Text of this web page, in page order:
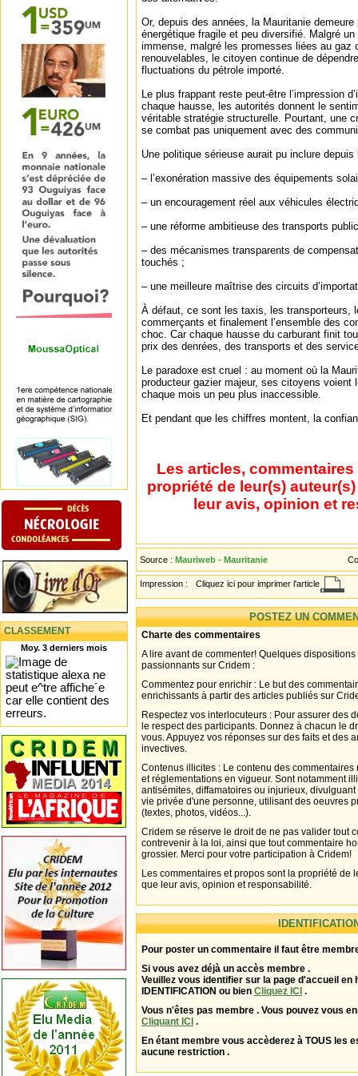
CLASSEMENT
Moy. 3 derniers mois
Or, depuis des années, la Mauritanie demeure
énergétique fragile et peu diversifié. Malgré
immense, malgré les promesses liées au gaz
renouvelables, le citoyen continue de
fluctuations du pétrole importé.
Le plus frappant reste peut-être l’impression
chaque hausse, les autorités donnent le
véritable stratégie structurelle. Pourtant, une
se combat pas uniquement avec des
Une politique sérieuse aurait pu inclure
– l’exonération massive des équipements
– un encouragement réel aux véhicules
– une réforme ambitieuse des transports
– des mécanismes transparents de
touchés ;
– une meilleure maîtrise des circuits
À défaut, ce sont les taxis, les transporteurs,
commerçants et finalement l’ensemble des
choc. Car chaque hausse du carburant finit
prix des denrées, des transports et des
Le paradoxe est cruel : au moment où la
producteur gazier majeur, ses citoyens voient
chaque mois un peu plus inaccessible.
Et pendant que les chiffres montent, la
Les articles,
propriété de leur(s)
leur avis, opinion et
Source : Mauriweb - Mauritanie
Impression : Cliquez ici pour imprimer l'article
POSTEZ UN
Charte des commentaires
A lire avant de commenter! Quelques
passionnants sur Cridem :
Commentez pour enrichir : Le but des
enrichissants à partir des articles publiés sur
Respectez vos interlocuteurs : Pour assurer des
le respect des participants. Donnez à chacun le
vous. Appuyez vos réponses sur des faits et des
invectives.
Contenus illicites : Le contenu des
et réglementations en vigueur. Sont notamment
antisémites, diffamatoires ou injurieux,
vie privée d'une personne, utilisant des oeuvres
(textes, photos, vidéos...).
Cridem se réserve le droit de ne pas valider tout
contrevenir à la loi, ainsi que tout commentaire
grossier. Merci pour votre participation à Cridem!
Les commentaires et propos sont la propriété de
que leur avis, opinion et responsabilité.
Pour poster un commentaire il faut être
Si vous avez déjà un accès membre .
Veuillez vous identifier sur la page d'accueil en
IDENTIFICATION ou bien Cliquez ICI .
Vous n'êtes pas membre . Vous pouvez vous
Cliquant ICI .
En étant membre vous accèderez à TOUS les
aucune restriction .